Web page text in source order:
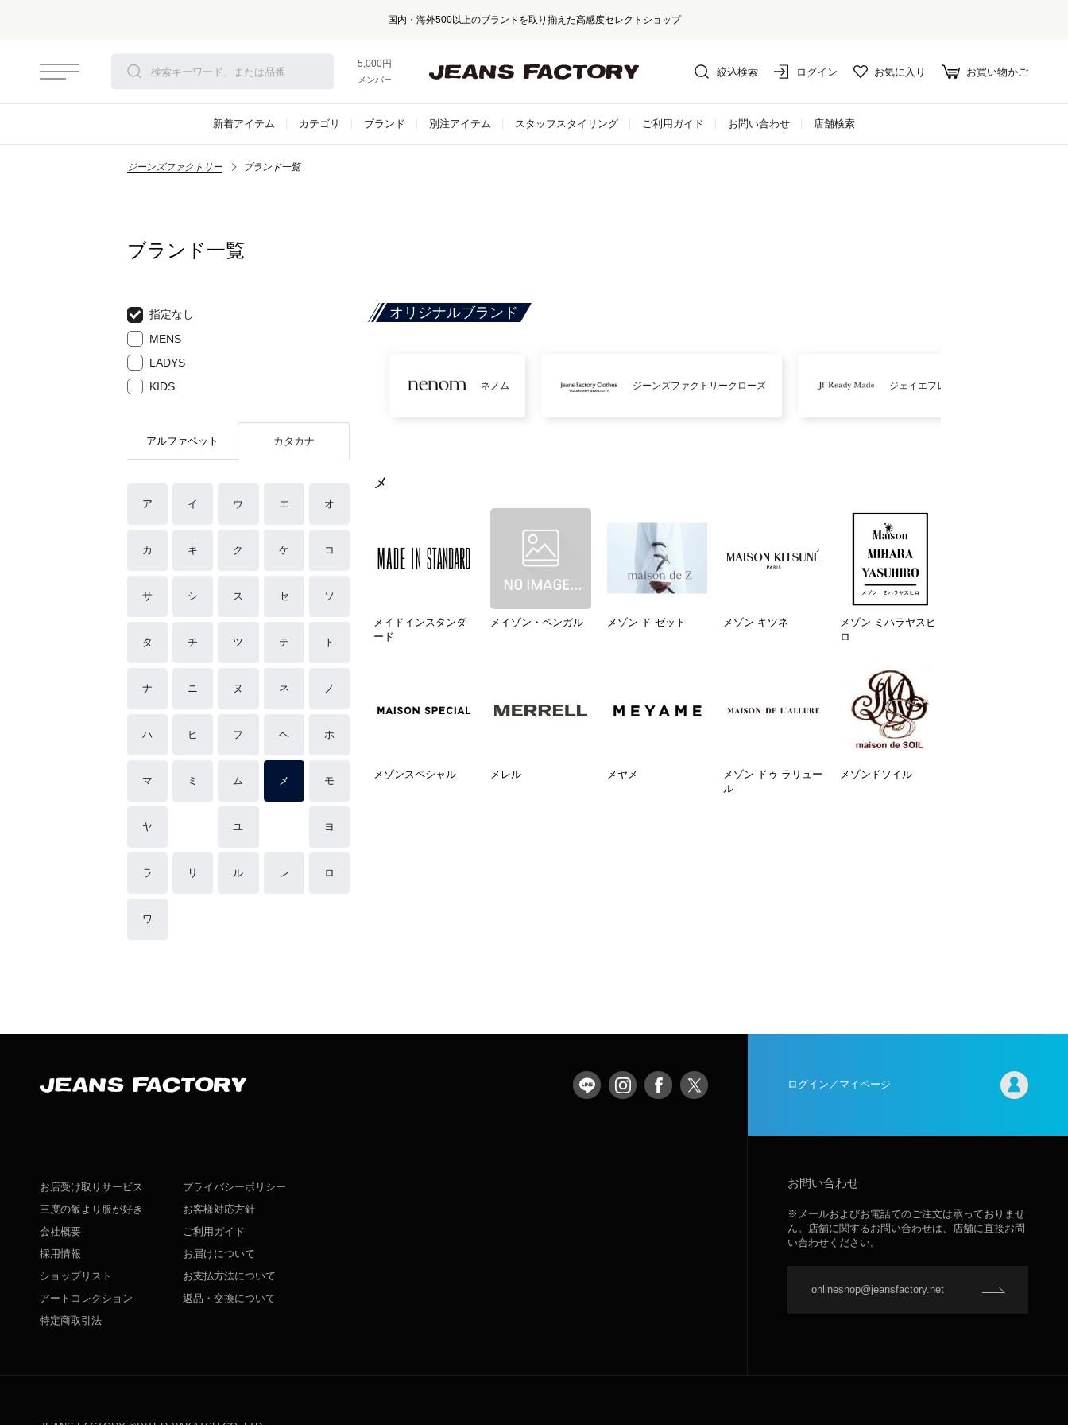
国内・海外500以上のブランドを取り揃えた高感度セレクトショップ
5,000円以上お買い上げで送料無料！
メンバー登録でお得な情報をゲット。さらに詳しく
絞込検索 ログイン お気に入り お買い物かご
新着アイテム カテゴリ ブランド 別注アイテム スタッフスタイリング ご利用ガイド お問い合わせ 店舗検索
ジーンズファクトリー ブランド一覧
ブランド一覧
指定なし
MENS
LADYS
KIDS
アルファベット カタカナ
ア イ ウ エ オ
カ キ ク ケ コ
サ シ ス セ ソ
タ チ ツ テ ト
ナ ニ ヌ ネ ノ
ハ ヒ フ ヘ ホ
マ ミ ム メ モ
ヤ ユ ヨ
ラ リ ル レ ロ
ワ
オリジナルブランド
ネノム ジーンズファクトリークローズ ジェイエフレディメイド
メ
メイドインスタンダ
ード
メイゾン・ベンガル メゾン ド ゼット メゾン キツネ
メゾン ミハラヤスヒ
ロ
メゾンスペシャル メレル メヤメ
メゾン ドゥ ラリュー
ル
メゾンドソイル
ログイン／マイページ
お店受け取りサービス
三度の飯より服が好き
会社概要
採用情報
ショップリスト
アートコレクション
特定商取引法
プライバシーポリシー
お客様対応方針
ご利用ガイド
お届けについて
お支払方法について
返品・交換について
お問い合わせ
※メールおよびお電話でのご注文は承っておりませ
ん。店舗に関するお問い合わせは、店舗に直接お問
い合わせください。
onlineshop@jeansfactory.net